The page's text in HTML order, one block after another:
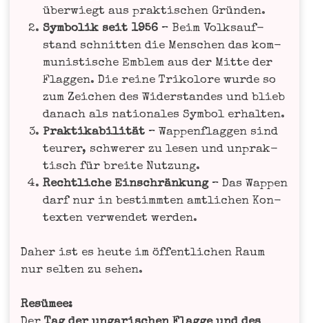
über­wiegt aus prak­ti­schen Gründen.
Sym­bo­lik seit 1956 – Beim Volks­auf­
stand schnit­ten die Men­schen das kom­
mu­nis­ti­sche Emblem aus der Mit­te der
Flag­gen. Die rei­ne Tri­ko­lo­re wur­de so
zum Zei­chen des Wider­stan­des und blieb
danach als natio­na­les Sym­bol erhalten.
Prak­ti­ka­bi­li­tät – Wap­pen­flag­gen sind
teu­rer, schwe­rer zu lesen und unprak­
tisch für brei­te Nutzung.
Recht­li­che Ein­schrän­kung– Das Wap­pen
darf nur in bestimm­ten amt­li­chen Kon­
tex­ten ver­wen­det werden.
Daher ist es heu­te im öffent­li­chen Raum
nur sel­ten zu sehen.
Resü­mee: